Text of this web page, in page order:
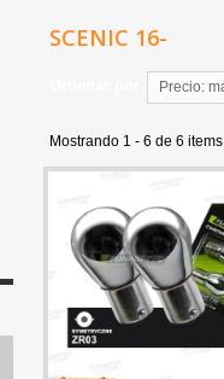
SCENIC 16-
Mostrando 1 - 6 de 6 items